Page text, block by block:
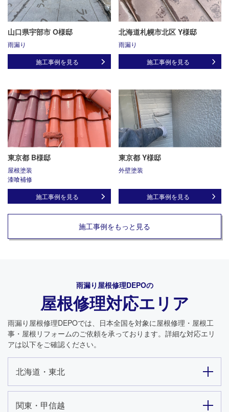
山口県宇部市 O様邸
雨漏り
施工事例を見る
北海道札幌市北区 Y様邸
雨漏り
施工事例を見る
東京都 B様邸
屋根塗装
漆喰補修
施工事例を見る
東京都 Y様邸
外壁塗装
施工事例を見る
施工事例をもっと見る
雨漏り屋根修理DEPOの
屋根修理対応エリア
雨漏り屋根修理DEPOでは、日本全国を対象に屋根修理・屋根工
事・屋根リフォームのご依頼を承っております。詳細な対応エリ
アは以下をご確認ください。
北海道・東北
関東・甲信越